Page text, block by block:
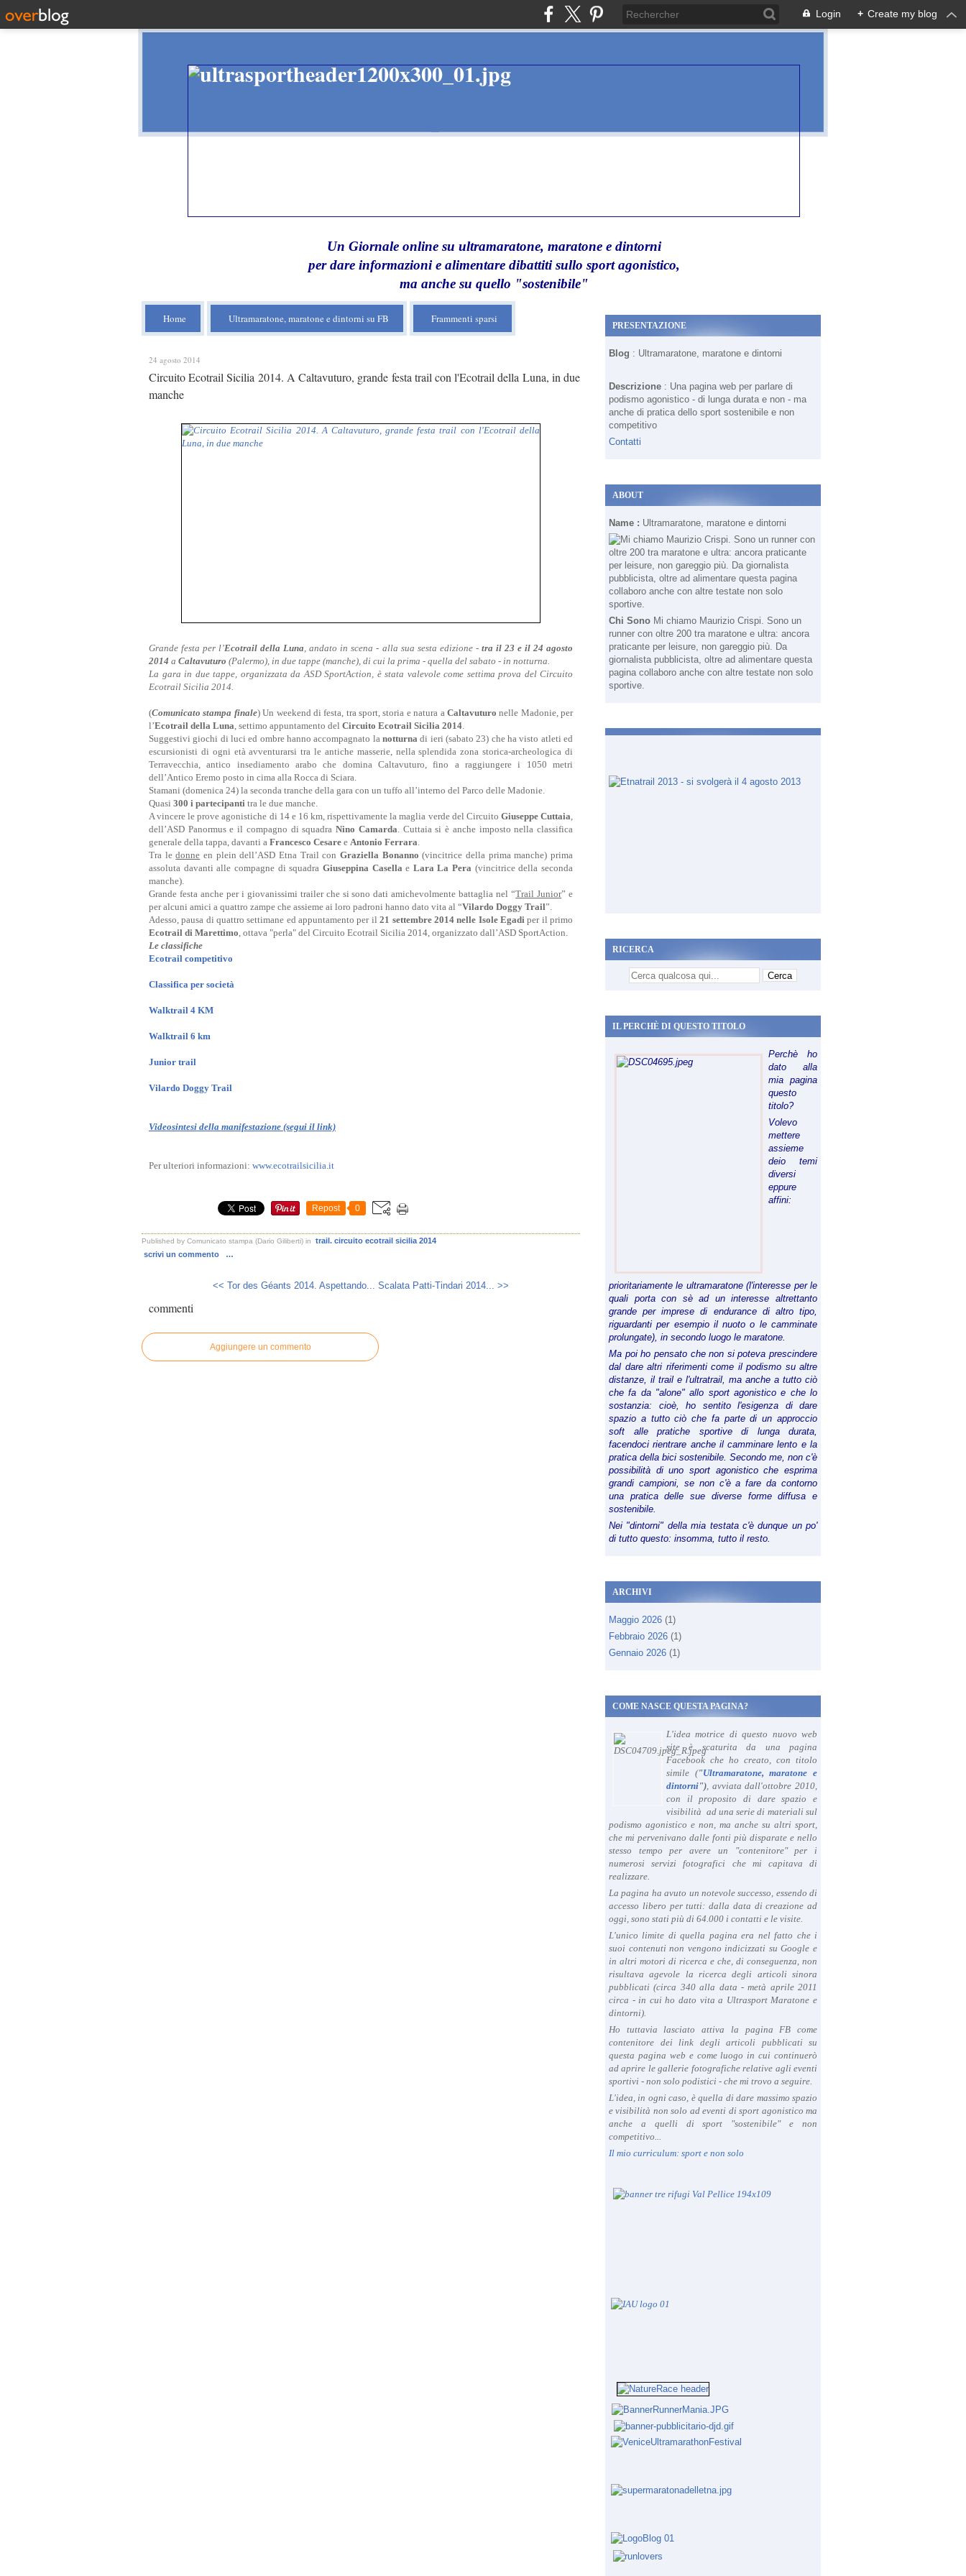
Login + Create my blog
Un Giornale online su ultramaratone, maratone e dintorni
per dare informazioni e alimentare dibattiti sullo sport agonistico,
ma anche su quello "sostenibile"
Home Ultramaratone, maratone e dintorni su FB Frammenti sparsi
24 agosto 2014
Circuito Ecotrail Sicilia 2014. A Caltavuturo, grande festa trail con l'Ecotrail della Luna, in due
manche
Grande festa per l’Ecotrail della Luna, andato in scena - alla sua sesta edizione - tra il 23 e il 24 agosto
2014 a Caltavuturo (Palermo), in due tappe (manche), di cui la prima - quella del sabato - in notturna.
La gara in due tappe, organizzata da ASD SportAction, è stata valevole come settima prova del Circuito
Ecotrail Sicilia 2014.
(Comunicato stampa finale) Un weekend di festa, tra sport, storia e natura a Caltavuturo nelle Madonie, per
l’Ecotrail della Luna, settimo appuntamento del Circuito Ecotrail Sicilia 2014.
Suggestivi giochi di luci ed ombre hanno accompagnato la notturna di ieri (sabato 23) che ha visto atleti ed
escursionisti di ogni età avventurarsi tra le antiche masserie, nella splendida zona storica-archeologica di
Terravecchia, antico insediamento arabo che domina Caltavuturo, fino a raggiungere i 1050 metri
dell’Antico Eremo posto in cima alla Rocca di Sciara.
Stamani (domenica 24) la seconda tranche della gara con un tuffo all’interno del Parco delle Madonie.
Quasi 300 i partecipanti tra le due manche.
A vincere le prove agonistiche di 14 e 16 km, rispettivamente la maglia verde del Circuito Giuseppe Cuttaia,
dell’ASD Panormus e il compagno di squadraNino Camarda. Cuttaia si è anche imposto nella classifica
generale della tappa, davanti a Francesco Cesare e Antonio Ferrara.
Tra ledonne en plein dell’ASD Etna Trail conGraziella Bonanno (vincitrice della prima manche) prima
assoluta davanti alle compagne di squadra Giuseppina Casella e Lara La Pera (vincitrice della seconda
manche).
Grande festa anche per i giovanissimi trailer che si sono dati amichevolmente battaglia nel “Trail Junior” e
per alcuni amici a quattro zampe che assieme ai loro padroni hanno dato vita al “Vilardo Doggy Trail”.
Adesso, pausa di quattro settimane ed appuntamento per il21 settembre 2014 nelle Isole Egadiper il primo
Ecotrail di Marettimo, ottava "perla" del Circuito Ecotrail Sicilia 2014, organizzato dall’ASD SportAction.
Le classifiche
Ecotrail competitivo
Classifica per società
Walktrail 4 KM
Walktrail 6 km
Junior trail
Vilardo Doggy Trail
Videosintesi della manifestazione (segui il link)
Per ulteriori informazioni: www.ecotrailsicilia.it
Repost 0
Published by Comunicato stampa (Dario Giliberti) in
trail. circuito ecotrail sicilia 2014
scrivi un commento
…
<< Tor des Géants 2014. Aspettando... Scalata Patti-Tindari 2014... >>
commenti
Aggiungere un commento
PRESENTAZIONE
Blog : Ultramaratone, maratone e dintorni
Descrizione : Una pagina web per parlare di
podismo agonistico - di lunga durata e non - ma
anche di pratica dello sport sostenibile e non
competitivo
Contatti
ABOUT
Name : Ultramaratone, maratone e dintorni
Chi Sono Mi chiamo Maurizio Crispi. Sono un
runner con oltre 200 tra maratone e ultra: ancora
praticante per leisure, non gareggio più. Da
giornalista pubblicista, oltre ad alimentare questa
pagina collaboro anche con altre testate non solo
sportive.
RICERCA
IL PERCHÈ DI QUESTO TITOLO
Perchè ho
dato alla
mia pagina
questo
titolo?
Volevo
mettere
assieme
deio temi
diversi
eppure
affini:
prioritariamente le ultramaratone (l'interesse per le
quali porta con sè ad un interesse altrettanto
grande per imprese di endurance di altro tipo,
riguardanti per esempio il nuoto o le camminate
prolungate), in secondo luogo le maratone.
Ma poi ho pensato che non si poteva prescindere
dal dare altri riferimenti come il podismo su altre
distanze, il trail e l'ultratrail, ma anche a tutto ciò
che fa da "alone" allo sport agonistico e che lo
sostanzia: cioè, ho sentito l'esigenza di dare
spazio a tutto ciò che fa parte di un approccio
soft alle pratiche sportive di lunga durata,
facendoci rientrare anche il camminare lento e la
pratica della bici sostenibile. Secondo me, non c'è
possibilità di uno sport agonistico che esprima
grandi campioni, se non c'è a fare da contorno
una pratica delle sue diverse forme diffusa e
sostenibile.
Nei "dintorni" della mia testata c'è dunque un po'
di tutto questo: insomma, tutto il resto.
ARCHIVI
Maggio 2026 (1)
Febbraio 2026 (1)
Gennaio 2026 (1)
COME NASCE QUESTA PAGINA?
L'idea motrice di questo nuovo web
site è scaturita da una pagina
Facebook che ho creato, con titolo
simile ("Ultramaratone, maratone e
dintorni"), avviata dall'ottobre 2010,
con il proposito di dare spazio e
visibilità ad una serie di materiali sul
podismo agonistico e non, ma anche su altri sport,
che mi pervenivano dalle fonti più disparate e nello
stesso tempo per avere un "contenitore" per i
numerosi servizi fotografici che mi capitava di
realizzare.
La pagina ha avuto un notevole successo, essendo di
accesso libero per tutti: dalla data di creazione ad
oggi, sono stati più di 64.000 i contatti e le visite.
L'unico limite di quella pagina era nel fatto che i
suoi contenuti non vengono indicizzati su Google e
in altri motori di ricerca e che, di conseguenza, non
risultava agevole la ricerca degli articoli sinora
pubblicati (circa 340 alla data - metà aprile 2011
circa - in cui ho dato vita a Ultrasport Maratone e
dintorni).
Ho tuttavia lasciato attiva la pagina FB come
contenitore dei link degli articoli pubblicati su
questa pagina web e come luogo in cui continuerò
ad aprire le gallerie fotografiche relative agli eventi
sportivi - non solo podistici - che mi trovo a seguire.
L'idea, in ogni caso, è quella di dare massimo spazio
e visibilità non solo ad eventi di sport agonistico ma
anche a quelli di sport "sostenibile" e non
competitivo...
Il mio curriculum: sport e non solo